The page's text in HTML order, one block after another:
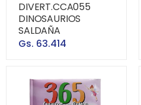
DIVERT.CCA055
DINOSAURIOS
SALDAÑA
Gs. 63.414